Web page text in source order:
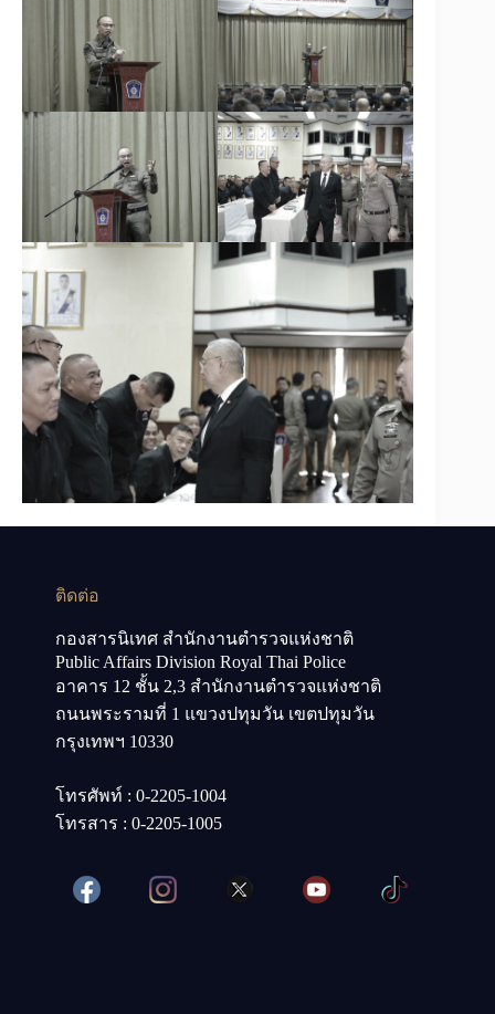
ติดต่อ
กองสารนิเทศ สำนักงานตำรวจแห่งชาติ
Public Affairs Division Royal Thai Police
อาคาร 12 ชั้น 2,3 สำนักงานตำรวจแห่งชาติ
ถนนพระรามที่ 1 แขวงปทุมวัน เขตปทุมวัน
กรุงเทพฯ 10330
โทรศัพท์ : 0-2205-1004
โทรสาร : 0-2205-1005